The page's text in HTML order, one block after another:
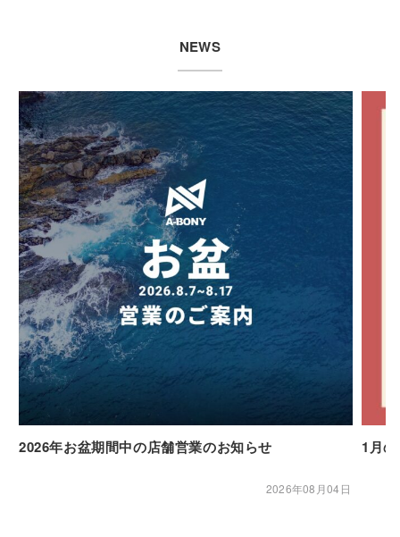
NEWS
2026年お盆期間中の店舗営業のお知らせ
2026年08月04日
1月